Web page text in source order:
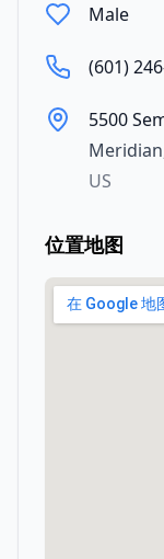
Male
(601)
5500
Meridian
US
位置地图